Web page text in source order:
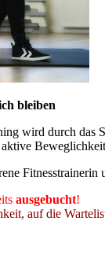
bleiben
wird durch das
ausgebucht!
auf die